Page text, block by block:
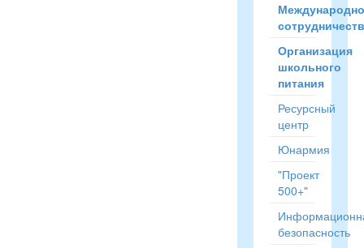
Организация
школьного
питания
Ресурсный
центр
Юнармия
"Проект
500+"
безопасность